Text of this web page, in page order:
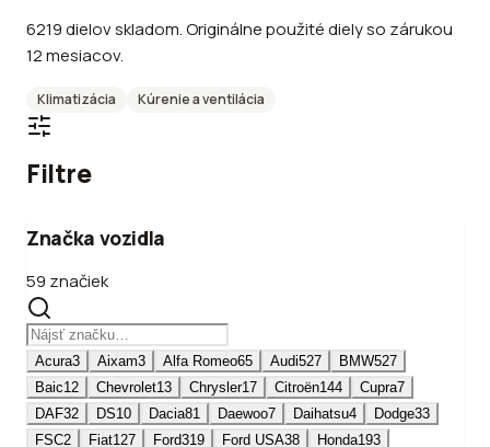
6219dielovskladom.Originálne použité diely so zárukou
12 mesiacov.
Klimatizácia Kúrenie a ventilácia
Filtre
Značka vozidla
59 značiek
Acura3 Aixam3 Alfa Romeo65 Audi527 BMW527
Baic12 Chevrolet13 Chrysler17 Citroën144 Cupra7
DAF32 DS10 Dacia81 Daewoo7 Daihatsu4 Dodge33
FSC2 Fiat127 Ford319 Ford USA38 Honda193